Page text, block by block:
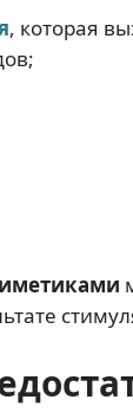
, которая